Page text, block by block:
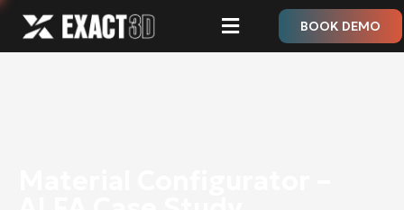
BOOK DEMO